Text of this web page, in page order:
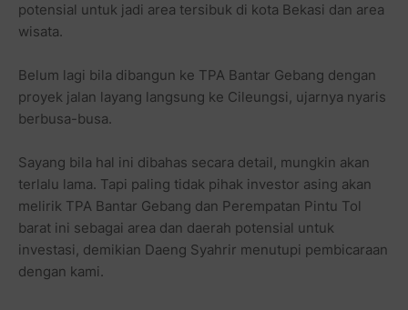
potensial untuk jadi area tersibuk di kota Bekasi dan area
wisata.
Belum lagi bila dibangun ke TPA Bantar Gebang dengan
proyek jalan layang langsung ke Cileungsi, ujarnya nyaris
berbusa-busa.
Sayang bila hal ini dibahas secara detail, mungkin akan
terlalu lama. Tapi paling tidak pihak investor asing akan
melirik TPA Bantar Gebang dan Perempatan Pintu Tol
barat ini sebagai area dan daerah potensial untuk
investasi, demikian Daeng Syahrir menutupi pembicaraan
dengan kami.